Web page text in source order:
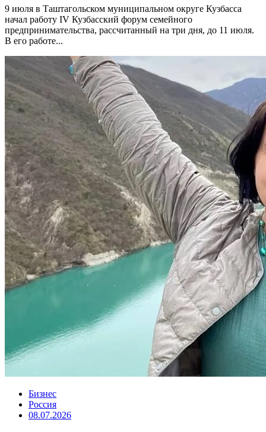
9 июля в Таштагольском муниципальном округе Кузбасса
начал работу IV Кузбасский форум семейного
предпринимательства, рассчитанный на три дня, до 11 июля.
В его работе...
Бизнес
Россия
08.07.2026